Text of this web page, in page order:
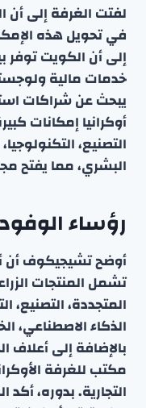
لفتت الغرفة إلى أن
في تحويل هذه
إلى أن الكويت
خدمات مالية
يبحث عن شراكات
أوكرانيا إمكانات
التصنيع،
البشري، مما يفتح
رؤساء
أوضح تشيجيكوف أن
تشمل المنتجات
المتجددة، التصنيع،
الذكاء الاصطناعي،
بالإضافة إلى
مكتب للغرفة
التجارية. بدوره،